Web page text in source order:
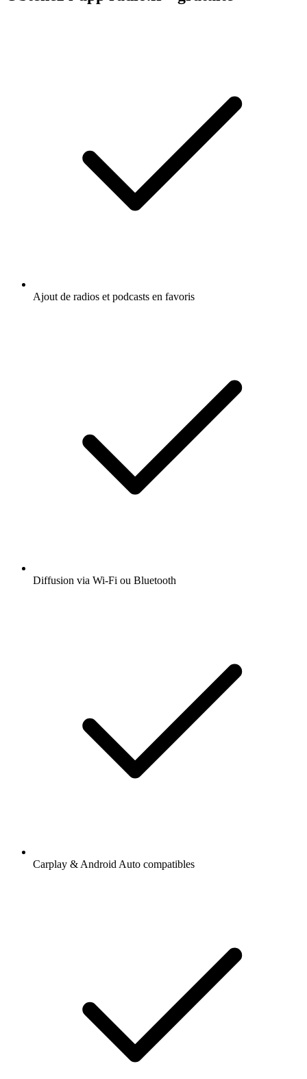
Ajout de radios et podcasts en favoris
Diffusion via Wi-Fi ou Bluetooth
Carplay & Android Auto compatibles